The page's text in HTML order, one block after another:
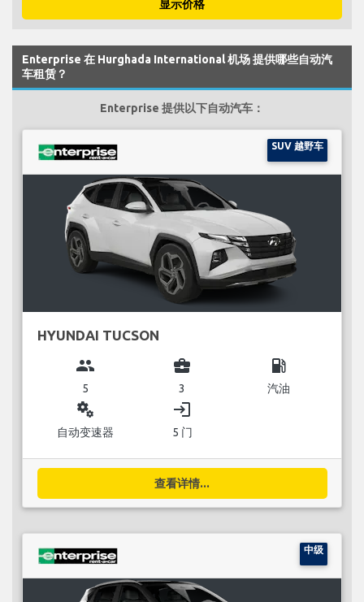
显示价格
Enterprise 在 Hurghada International 机场 提供哪些自动汽
车租赁？
Enterprise 提供以下自动汽车：
SUV 越野车
HYUNDAI TUCSON
group
5
business_center
3
local_gas_station
汽油
miscellaneous_services
自动变速器
login
5 门
查看详情...
中级